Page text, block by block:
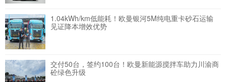
1.04kWh/km低能耗！欧曼银河5M纯电重卡砂石运输
见证降本增效优势
交付50台，签约100台！欧曼新能源搅拌车助力川渝商
砼绿色升级